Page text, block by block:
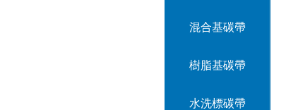
混合基碳帶
樹脂基碳帶
水洗標碳帶